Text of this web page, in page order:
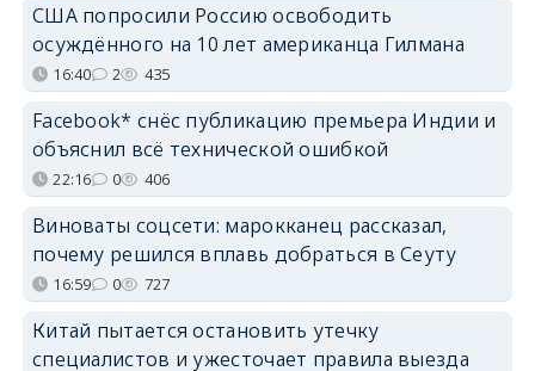
США попросили Россию освободить
осуждённого на 10 лет американца Гилмана
16:40 2 435
Facebook* снёс публикацию премьера Индии и
объяснил всё технической ошибкой
22:16 0 406
Виноваты соцсети: марокканец рассказал,
почему решился вплавь добраться в Сеуту
16:59 0 727
Китай пытается остановить утечку
специалистов и ужесточает правила выезда